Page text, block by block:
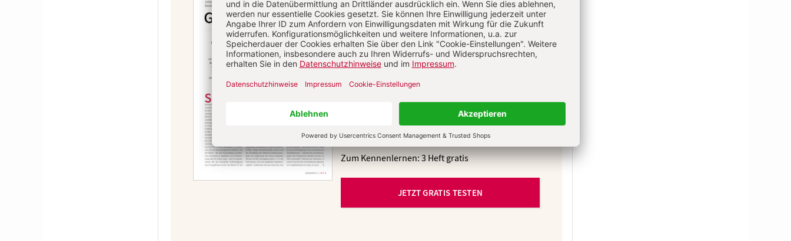
IM ABO
Unsere Zeitschrift bietet Ihnen Beiträge zu
Grundfragen und neuen Entwicklungen im
mit erprobten Textvorlagen und konkreten
Modellen für den katholischen Gottesdienst sowie
Hinweise auf aktuelle Vorgänge, Ereignisse und
Tagungen.
Zum Kennenlernen: 3 Heft gratis
JETZT GRATIS TESTEN